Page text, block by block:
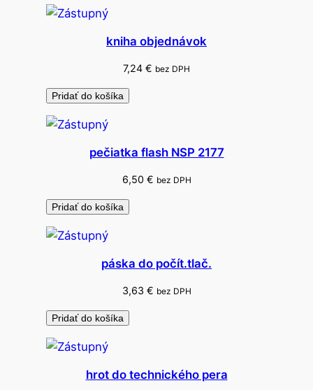
e
kniha objednávok
7,24 € bez DPH
Pridať do košíka
pečiatka flash NSP 2177
6,50 € bez DPH
Pridať do košíka
páska do počít.tlač.
3,63 € bez DPH
Pridať do košíka
hrot do technického pera